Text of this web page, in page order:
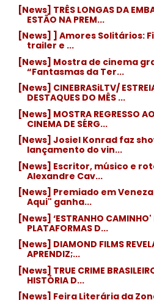
[News] TRÊS LONGAS DA
ESTÃO NA PREM...
[News] ] Amores Solitários:
trailer e ...
[News] Mostra de cinema
“Fantasmas da Ter...
[News] CINEBRASiLTV/
DESTAQUES DO MÊS ...
[News] MOSTRA REGRESSO
CINEMA DE SÉRG...
[News] Josiel Konrad faz
lançamento do vin...
[News] Escritor, músico e
Alexandre Cav...
[News] Premiado em
Aqui" ganha...
[News] ‘ESTRANHO CAMINHO'
PLATAFORMAS D...
[News] DIAMOND FILMS
APRENDIZ;...
[News] TRUE CRIME
HISTÓRIA D...
[News] Feira Literária da